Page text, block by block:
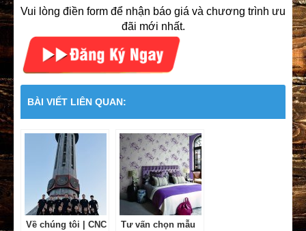
Vui lòng điền form để nhận báo giá và chương trình ưu
đãi mới nhất.
BÀI VIẾT LIÊN QUAN:
Về chúng tôi | CNC
Tư vấn chọn mẫu